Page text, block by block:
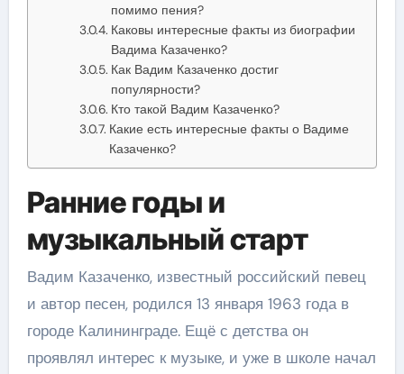
помимо пения?
Каковы интересные факты из биографии
Вадима Казаченко?
Как Вадим Казаченко достиг
популярности?
Кто такой Вадим Казаченко?
Какие есть интересные факты о Вадиме
Казаченко?
Ранние годы и
музыкальный старт
Вадим Казаченко, известный российский певец
и автор песен, родился 13 января 1963 года в
городе Калининграде. Ещё с детства он
проявлял интерес к музыке, и уже в школе начал